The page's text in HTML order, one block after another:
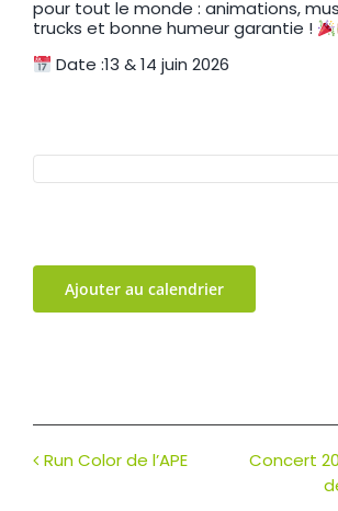
pour tout le monde : animations,
trucks et bonne humeur garantie !
Date :13 & 14 juin 2026
Ajouter au calendrier
Run Color de l’APE
Concert